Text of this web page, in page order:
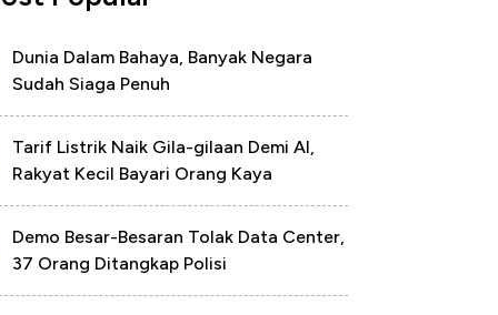
Dunia Dalam Bahaya, Banyak Negara
Sudah Siaga Penuh
Tarif Listrik Naik Gila-gilaan Demi AI,
Rakyat Kecil Bayari Orang Kaya
Demo Besar-Besaran Tolak Data Center,
37 Orang Ditangkap Polisi